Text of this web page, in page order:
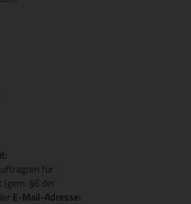
für
§6 der
E-Mail-Adresse: